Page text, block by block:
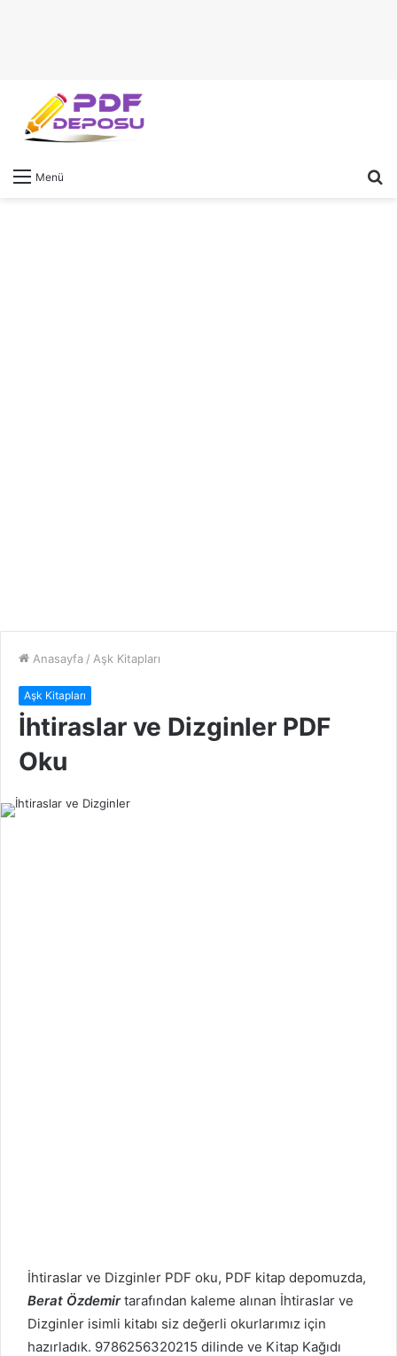
Menü
Anasayfa / Aşk Kitapları
Aşk Kitapları
İhtiraslar ve Dizginler PDF
Oku
İhtiraslar ve Dizginler PDF oku, PDF kitap depomuzda,
Berat Özdemirtarafından kaleme alınan İhtiraslar ve
Dizginler isimli kitabı siz değerli okurlarımız için
hazırladık. 9786256320215 dilinde ve Kitap Kağıdı